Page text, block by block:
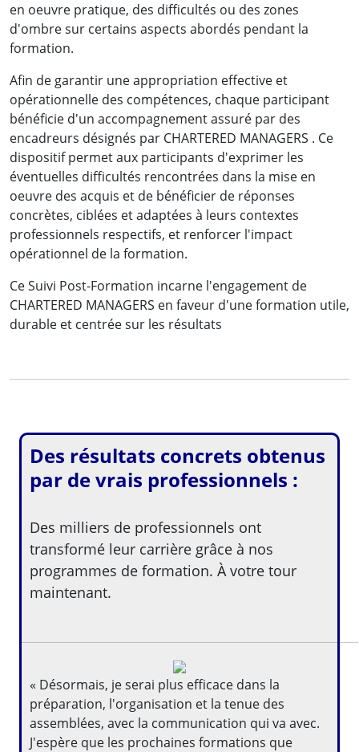
en oeuvre pratique, des difficultés ou des zones
d'ombre sur certains aspects abordés pendant la
formation.
Afin de garantir une appropriation effective et
opérationnelle des compétences, chaque participant
bénéficie d'un accompagnement assuré par des
encadreurs désignés par CHARTERED MANAGERS . Ce
dispositif permet aux participants d'exprimer les
éventuelles difficultés rencontrées dans la mise en
oeuvre des acquis et de bénéficier de réponses
concrètes, ciblées et adaptées à leurs contextes
professionnels respectifs, et renforcer l'impact
opérationnel de la formation.
Ce Suivi Post-Formation incarne l'engagement de
CHARTERED MANAGERS en faveur d'une formation utile,
durable et centrée sur les résultats
Des résultats concrets obtenus
par de vrais professionnels :
Des milliers de professionnels ont
transformé leur carrière grâce à nos
programmes de formation. À votre tour
maintenant.
« Désormais, je serai plus efficace dans la
préparation, l'organisation et la tenue des
assemblées, avec la communication qui va avec.
J'espère que les prochaines formations que